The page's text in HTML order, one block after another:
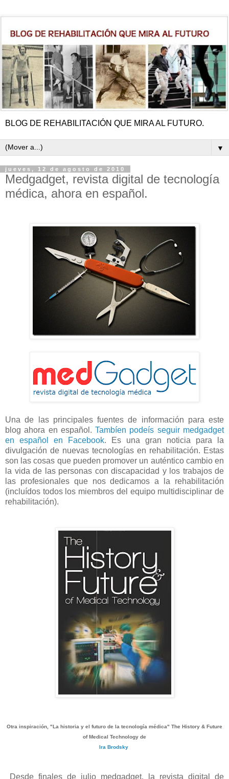
BLOG DE REHABILITACIÓN QUE MIRA AL FUTURO.
▼
jueves, 12 de agosto de 2010
Medgadget, revista digital de tecnología
médica, ahora en español.
Una de las principales fuentes de información para este
blog ahora en español.Tambíen podeís seguir medgadget
en español en Facebook. Es una gran noticia para la
divulgación de nuevas tecnologías en rehabilitación. Estas
son las cosas que pueden promover un auténtico cambio en
la vida de las personas con discapacidad y los trabajos de
las profesionales que nos dedicamos a la rehabilitación
(incluídos todos los miembros del equipo multidisciplinar de
rehabilitación).
Otra inspiración, "La historia y el futuro de la tecnología médica" The History & Future
of Medical Technology de
Ira Brodsky
Desde finales de julio medgadget, la revista digital de